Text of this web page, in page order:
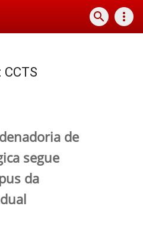
search more_vert
de
segue
da